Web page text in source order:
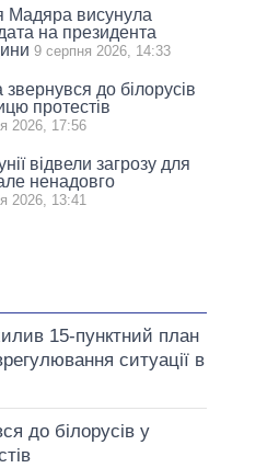
Мадяра висунула
на президента
9 серпня 2026, 14:33
звернувся до білорусів
протестів
2026, 17:56
відвели загрозу для
ненадовго
2026, 13:41
15-пунктний план
ситуації в
до білорусів у